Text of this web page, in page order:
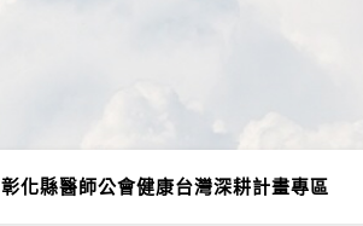
彰化縣醫師公會健康台灣深耕計畫專區